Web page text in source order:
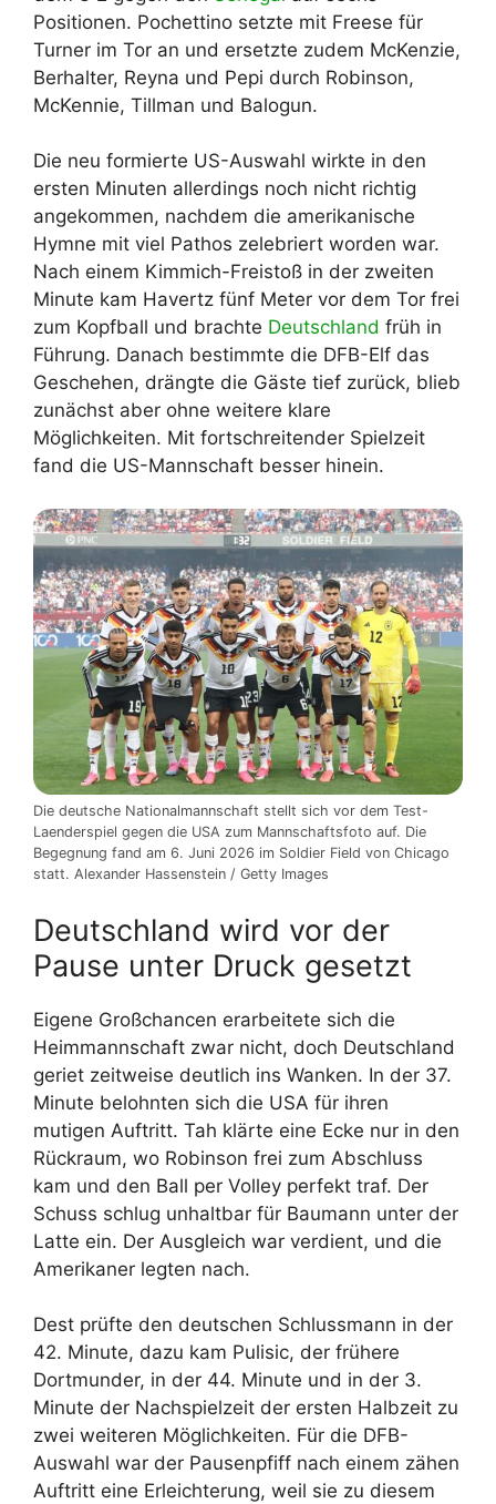
Positionen. Pochettino setzte mit Freese für
Turner im Tor an und ersetzte zudem McKenzie,
Berhalter, Reyna und Pepi durch Robinson,
McKennie, Tillman und Balogun.
Die neu formierte US-Auswahl wirkte in den
ersten Minuten allerdings noch nicht richtig
angekommen, nachdem die amerikanische
Hymne mit viel Pathos zelebriert worden war.
Nach einem Kimmich-Freistoß in der zweiten
Minute kam Havertz fünf Meter vor dem Tor frei
zum Kopfball und brachte Deutschland früh in
Führung. Danach bestimmte die DFB-Elf das
Geschehen, drängte die Gäste tief zurück, blieb
zunächst aber ohne weitere klare
Möglichkeiten. Mit fortschreitender Spielzeit
fand die US-Mannschaft besser hinein.
Die deutsche Nationalmannschaft stellt sich vor dem Test-
Laenderspiel gegen die USA zum Mannschaftsfoto auf. Die
Begegnung fand am 6. Juni 2026 im Soldier Field von Chicago
statt. Alexander Hassenstein / Getty Images
Deutschland wird vor der
Pause unter Druck gesetzt
Eigene Großchancen erarbeitete sich die
Heimmannschaft zwar nicht, doch Deutschland
geriet zeitweise deutlich ins Wanken. In der 37.
Minute belohnten sich die USA für ihren
mutigen Auftritt. Tah klärte eine Ecke nur in den
Rückraum, wo Robinson frei zum Abschluss
kam und den Ball per Volley perfekt traf. Der
Schuss schlug unhaltbar für Baumann unter der
Latte ein. Der Ausgleich war verdient, und die
Amerikaner legten nach.
Dest prüfte den deutschen Schlussmann in der
42. Minute, dazu kam Pulisic, der frühere
Dortmunder, in der 44. Minute und in der 3.
Minute der Nachspielzeit der ersten Halbzeit zu
zwei weiteren Möglichkeiten. Für die DFB-
Auswahl war der Pausenpfiff nach einem zähen
Auftritt eine Erleichterung, weil sie zu diesem